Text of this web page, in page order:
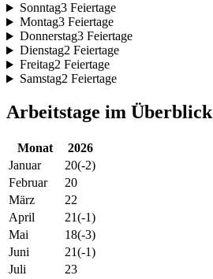
Sonntag3 Feiertage
Montag3 Feiertage
Donnerstag3 Feiertage
Dienstag2 Feiertage
Freitag2 Feiertage
Samstag2 Feiertage
Arbeitstage im Überblick
Monat
2026
Januar
20(-2)
Februar
20
März
22
April
21(-1)
Mai
18(-3)
Juni
21(-1)
Juli
23